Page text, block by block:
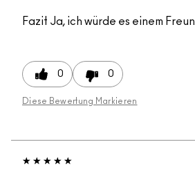
Fazit Ja, ich würde es einem
0 0
Diese Bewertung Markieren